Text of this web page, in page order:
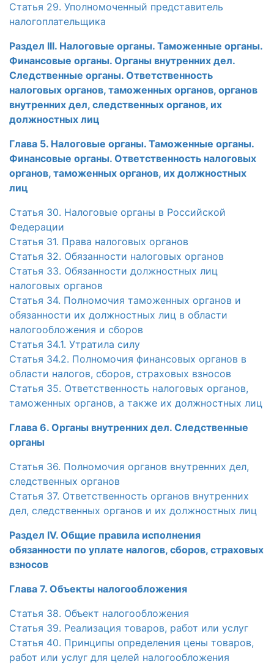
Статья 29. Уполномоченный представитель
налогоплательщика
Раздел III. Налоговые органы. Таможенные органы.
Финансовые органы. Органы внутренних дел.
Следственные органы. Ответственность
налоговых органов, таможенных органов, органов
внутренних дел, следственных органов, их
должностных лиц
Глава 5. Налоговые органы. Таможенные органы.
Финансовые органы. Ответственность налоговых
органов, таможенных органов, их должностных
лиц
Статья 30. Налоговые органы в Российской
Федерации
Статья 31. Права налоговых органов
Статья 32. Обязанности налоговых органов
Статья 33. Обязанности должностных лиц
налоговых органов
Статья 34. Полномочия таможенных органов и
обязанности их должностных лиц в области
налогообложения и сборов
Статья 34.1. Утратила силу
Статья 34.2. Полномочия финансовых органов в
области налогов, сборов, страховых взносов
Статья 35. Ответственность налоговых органов,
таможенных органов, а также их должностных лиц
Глава 6. Органы внутренних дел. Следственные
органы
Статья 36. Полномочия органов внутренних дел,
следственных органов
Статья 37. Ответственность органов внутренних
дел, следственных органов и их должностных лиц
Раздел IV. Общие правила исполнения
обязанности по уплате налогов, сборов, страховых
взносов
Глава 7. Объекты налогообложения
Статья 38. Объект налогообложения
Статья 39. Реализация товаров, работ или услуг
Статья 40. Принципы определения цены товаров,
работ или услуг для целей налогообложения